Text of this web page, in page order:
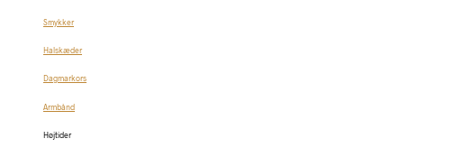
Smykker
Halskæder
Dagmarkors
Armbånd
Højtider